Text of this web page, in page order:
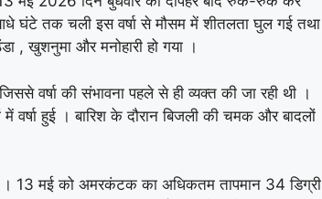
घंटे तक चली इस वर्षा से मौसम में शीतलता घुल गई तथा
, खुशनुमा और मनोहारी हो गया ।
वर्षा की संभावना पहले से ही व्यक्त की जा रही थी ।
हुई । बारिश के दौरान बिजली की चमक और बादलों
। 13 मई को अमरकंटक का अधिकतम तापमान 34 डिग्री